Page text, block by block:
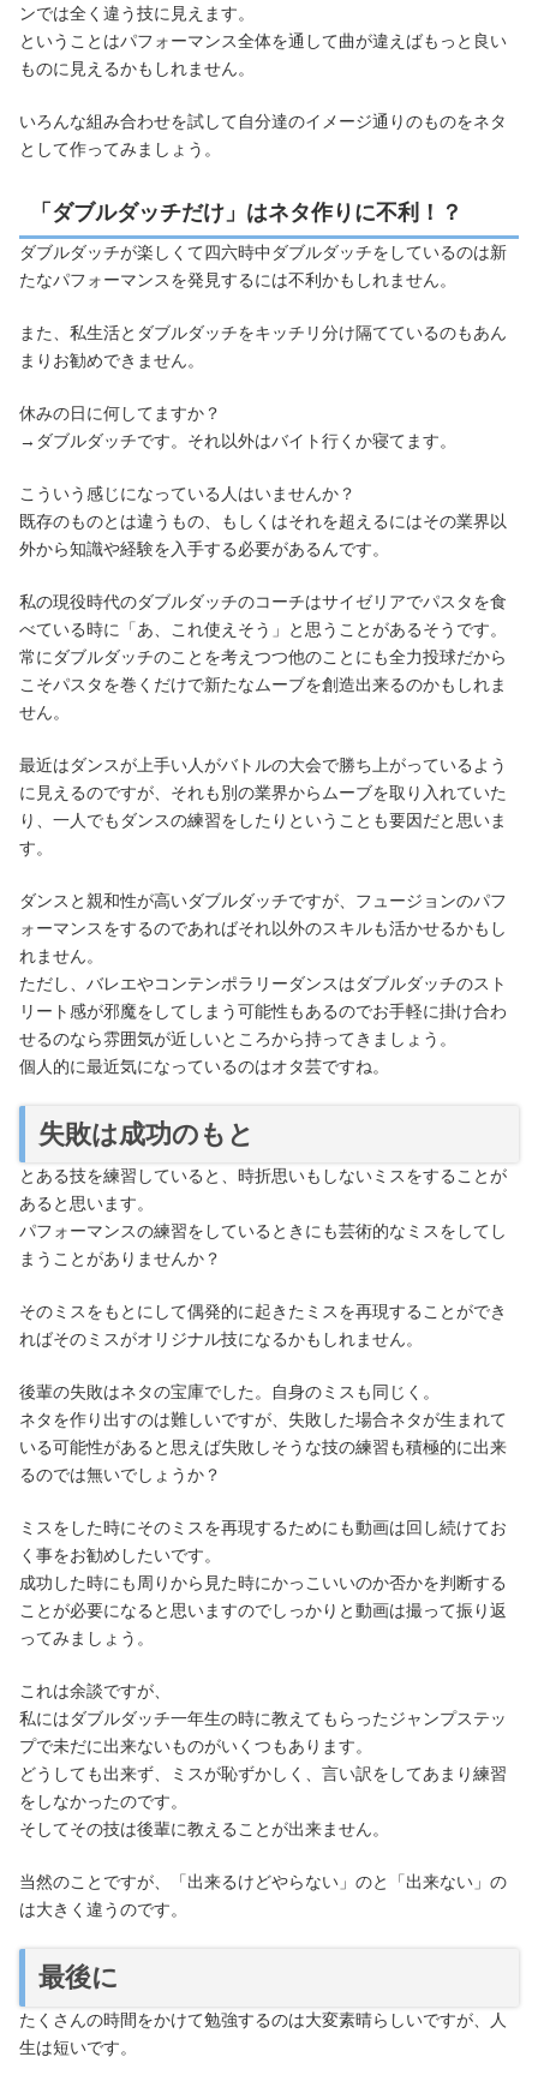
ンでは全く違う技に見えます。
ということはパフォーマンス全体を通して曲が違えばもっと良い
ものに見えるかもしれません。
いろんな組み合わせを試して自分達のイメージ通りのものをネタ
として作ってみましょう。
「ダブルダッチだけ」はネタ作りに不利！？
ダブルダッチが楽しくて四六時中ダブルダッチをしているのは新
たなパフォーマンスを発見するには不利かもしれません。
また、私生活とダブルダッチをキッチリ分け隔てているのもあん
まりお勧めできません。
休みの日に何してますか？
→ダブルダッチです。それ以外はバイト行くか寝てます。
こういう感じになっている人はいませんか？
既存のものとは違うもの、もしくはそれを超えるにはその業界以
外から知識や経験を入手する必要があるんです。
私の現役時代のダブルダッチのコーチはサイゼリアでパスタを食
べている時に「あ、これ使えそう」と思うことがあるそうです。
常にダブルダッチのことを考えつつ他のことにも全力投球だから
こそパスタを巻くだけで新たなムーブを創造出来るのかもしれま
せん。
最近はダンスが上手い人がバトルの大会で勝ち上がっているよう
に見えるのですが、それも別の業界からムーブを取り入れていた
り、一人でもダンスの練習をしたりということも要因だと思いま
す。
ダンスと親和性が高いダブルダッチですが、フュージョンのパフ
ォーマンスをするのであればそれ以外のスキルも活かせるかもし
れません。
ただし、バレエやコンテンポラリーダンスはダブルダッチのスト
リート感が邪魔をしてしまう可能性もあるのでお手軽に掛け合わ
せるのなら雰囲気が近しいところから持ってきましょう。
個人的に最近気になっているのはオタ芸ですね。
失敗は成功のもと
とある技を練習していると、時折思いもしないミスをすることが
あると思います。
パフォーマンスの練習をしているときにも芸術的なミスをしてし
まうことがありませんか？
そのミスをもとにして偶発的に起きたミスを再現することができ
ればそのミスがオリジナル技になるかもしれません。
後輩の失敗はネタの宝庫でした。自身のミスも同じく。
ネタを作り出すのは難しいですが、失敗した場合ネタが生まれて
いる可能性があると思えば失敗しそうな技の練習も積極的に出来
るのでは無いでしょうか？
ミスをした時にそのミスを再現するためにも動画は回し続けてお
く事をお勧めしたいです。
成功した時にも周りから見た時にかっこいいのか否かを判断する
ことが必要になると思いますのでしっかりと動画は撮って振り返
ってみましょう。
これは余談ですが、
私にはダブルダッチ一年生の時に教えてもらったジャンプステッ
プで未だに出来ないものがいくつもあります。
どうしても出来ず、ミスが恥ずかしく、言い訳をしてあまり練習
をしなかったのです。
そしてその技は後輩に教えることが出来ません。
当然のことですが、「出来るけどやらない」のと「出来ない」の
は大きく違うのです。
最後に
たくさんの時間をかけて勉強するのは大変素晴らしいですが、人
生は短いです。